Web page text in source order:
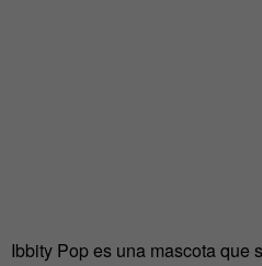
Ibbity Pop es una mascota que